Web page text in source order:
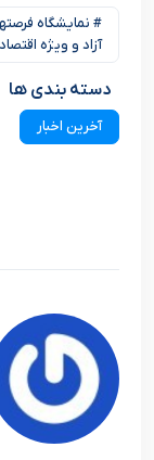
# نمایشگاه
آزاد و ویژه
دسته بندی ها
آخرین اخبار